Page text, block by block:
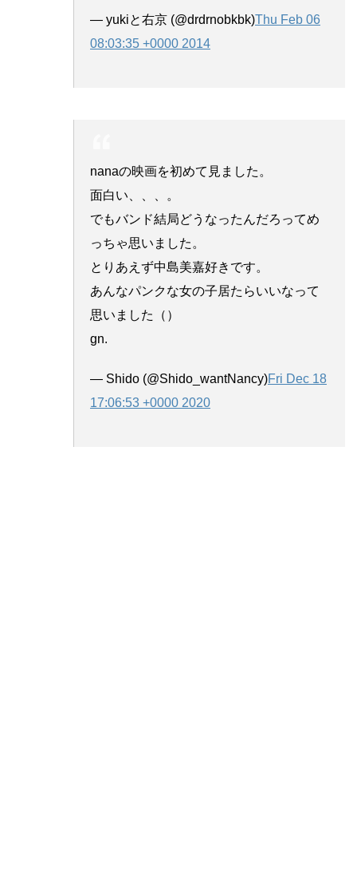
— yukiと右京 (@drdrnobkbk)Thu Feb 06
08:03:35 +0000 2014
nanaの映画を初めて見ました。
面白い、、、。
でもバンド結局どうなったんだろってめ
っちゃ思いました。
とりあえず中島美嘉好きです。
あんなパンクな女の子居たらいいなって
思いました（）
gn.
— Shido (@Shido_wantNancy)Fri Dec 18
17:06:53 +0000 2020